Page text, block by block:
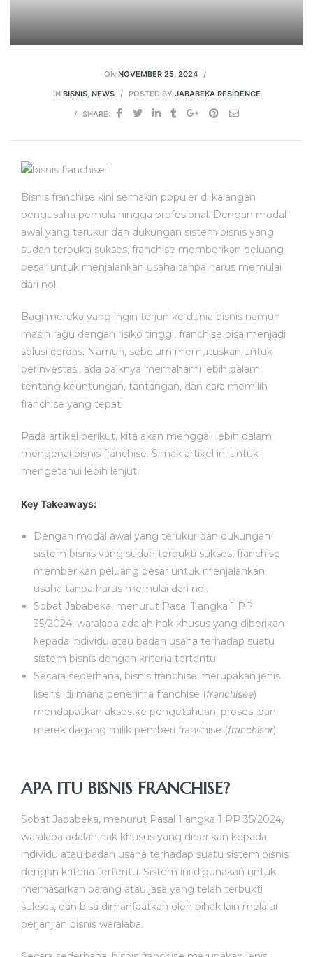
ON NOVEMBER 25, 2024
IN BISNIS, NEWS POSTED BY JABABEKA RESIDENCE
SHARE:
Bisnis franchise kini semakin populer di kalangan
pengusaha pemula hingga profesional. Dengan modal
awal yang terukur dan dukungan sistem bisnis yang
sudah terbukti sukses, franchise memberikan peluang
besar untuk menjalankan usaha tanpa harus memulai
dari nol.
Bagi mereka yang ingin terjun ke dunia bisnis namun
masih ragu dengan risiko tinggi, franchise bisa menjadi
solusi cerdas. Namun, sebelum memutuskan untuk
berinvestasi, ada baiknya memahami lebih dalam
tentang keuntungan, tantangan, dan cara memilih
franchise yang tepat.
Pada artikel berikut, kita akan menggali lebih dalam
mengenai bisnis franchise. Simak artikel ini untuk
mengetahui lebih lanjut!
Key Takeaways:
Dengan modal awal yang terukur dan dukungan
sistem bisnis yang sudah terbukti sukses, franchise
memberikan peluang besar untuk menjalankan
usaha tanpa harus memulai dari nol.
Sobat Jababeka, menurut Pasal 1 angka 1 PP
35/2024, waralaba adalah hak khusus yang diberikan
kepada individu atau badan usaha terhadap suatu
sistem bisnis dengan kriteria tertentu.
Secara sederhana, bisnis franchise merupakan jenis
lisensi di mana penerima franchise (franchisee)
mendapatkan akses ke pengetahuan, proses, dan
merek dagang milik pemberi franchise (franchisor).
APA ITU BISNIS FRANCHISE?
Sobat Jababeka, menurut Pasal 1 angka 1 PP 35/2024,
waralaba adalah hak khusus yang diberikan kepada
individu atau badan usaha terhadap suatu sistem bisnis
dengan kriteria tertentu. Sistem ini digunakan untuk
memasarkan barang atau jasa yang telah terbukti
sukses, dan bisa dimanfaatkan oleh pihak lain melalui
perjanjian bisnis waralaba.